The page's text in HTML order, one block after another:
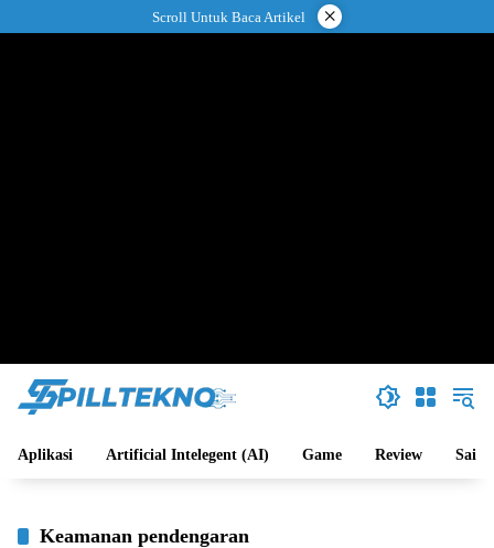
ke
Scroll Untuk Baca Artikel ×
Aplikasi Artificial Intelegent (AI) Game Review Sains
Keamanan pendengaran